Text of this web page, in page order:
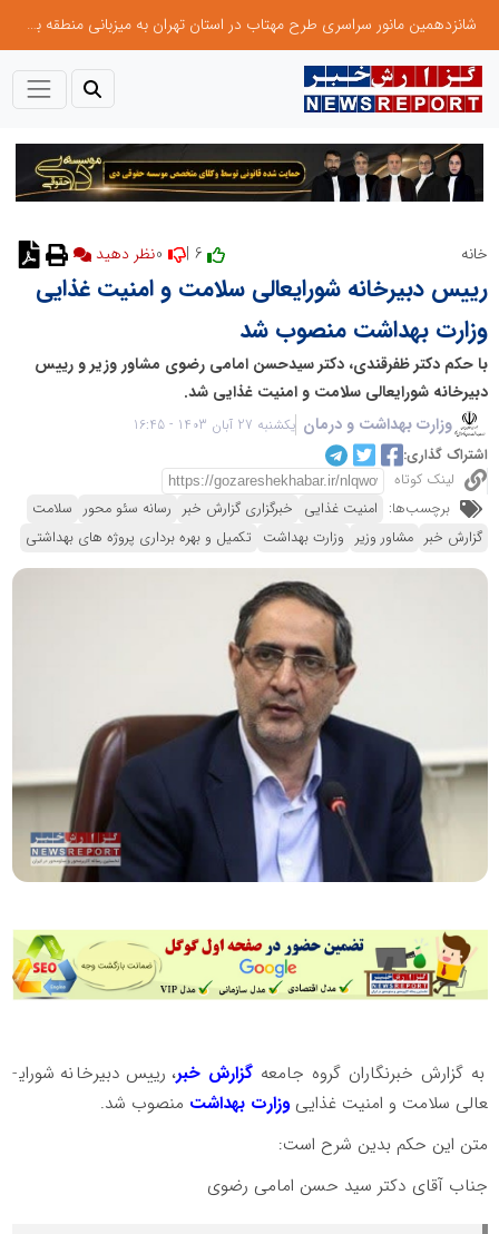
شانزدهمین مانور سراسری طرح مهتاب در استان تهران به میزبانی منطقه برق لواسان
خانه
رییس دبیرخانه شورای­عالی سلامت و امنیت غذایی
وزارت بهداشت منصوب شد
با حکم دکتر ظفرقندی، دکتر سیدحسن امامی رضوی مشاور وزیر و رییس
دبیرخانه شورای­عالی سلامت و امنیت غذایی شد.
وزارت بهداشت و درمان یکشنبه 27 آبان 1403 - 16:45
اشتراک گذاری:
لینک کوتاه
برچسب‌ها: امنیت غذایی خبرگزاری گزارش خبر رسانه سئو محور سلامت
گزارش خبر مشاور وزیر وزارت بهداشت تکمیل و بهره برداری پروژه های بهداشتی
به گزارش خبرنگاران گروه جامعهگزارش خبر، رییس دبیرخانه شورای­
عالی سلامت و امنیت غذاییوزارت بهداشت منصوب شد.
متن این حکم بدین شرح است:
جناب آقای دکتر سید حسن امامی رضوی